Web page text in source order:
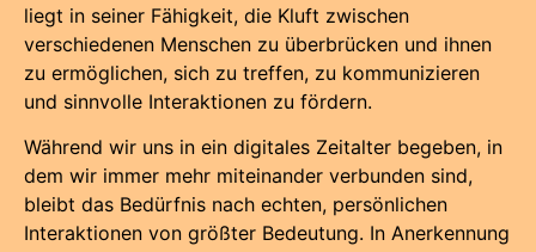
liegt in seiner Fähigkeit, die Kluft zwischen
verschiedenen Menschen zu überbrücken und ihnen
zu ermöglichen, sich zu treffen, zu kommunizieren
und sinnvolle Interaktionen zu fördern.
Während wir uns in ein digitales Zeitalter begeben, in
dem wir immer mehr miteinander verbunden sind,
bleibt das Bedürfnis nach echten, persönlichen
Interaktionen von größter Bedeutung. In Anerkennung